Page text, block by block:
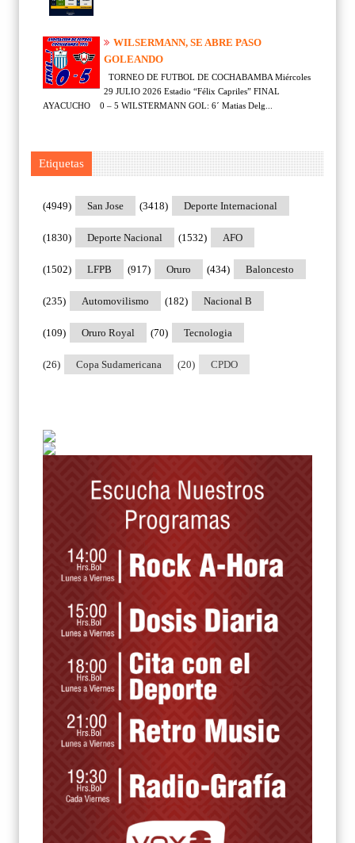
WILSERMANN, SE ABRE PASO
GOLEANDO
TORNEO DE FUTBOL DE COCHABAMBA Miércoles
29 JULIO 2026 Estadio “Félix Capriles” FINAL
AYACUCHO 0 – 5 WILSTERMANN GOL: 6´ Matias Delg...
Etiquetas
San Jose
(4949) Deporte Internacional
(3418)
Deporte Nacional
(1830) AFO
(1532)
LFPB
(1502) Oruro
(917) Baloncesto
(434)
Automovilismo
(235) Nacional B
(182)
Oruro Royal
(109) Tecnologia
(70)
Copa Sudamericana
(26) CPDO
(20)